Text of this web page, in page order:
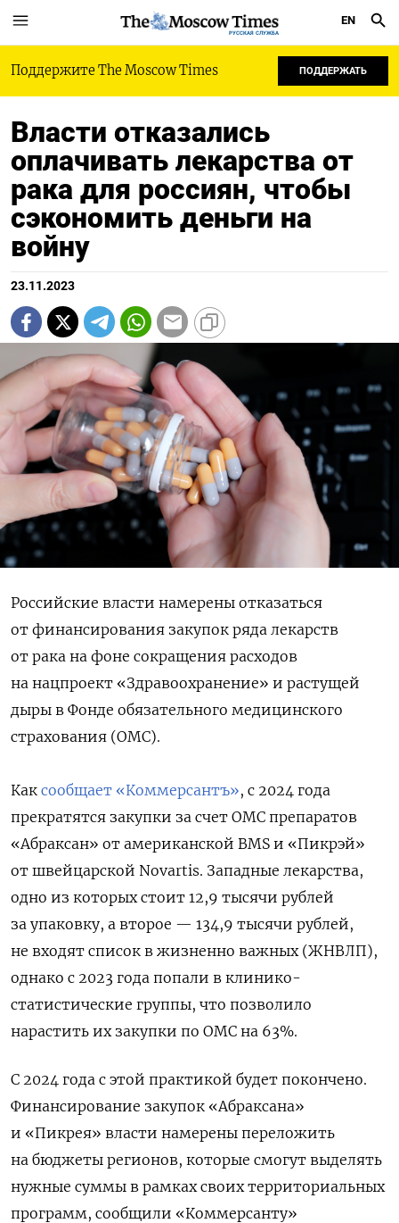
РУССКАЯ СЛУЖБА
EN
Поддержите The Moscow Times ПОДДЕРЖАТЬ
Власти отказались
оплачивать лекарства от
рака для россиян, чтобы
сэкономить деньги на
войну
23.11.2023
Российские власти намерены отказаться
от финансирования закупок ряда лекарств
от рака на фоне сокращения расходов
на нацпроект «Здравоохранение» и растущей
дыры в Фонде обязательного медицинского
страхования (ОМС).
Как сообщает «Коммерсантъ», с 2024 года
прекратятся закупки за счет ОМС препаратов
«Абраксан» от американской BMS и «Пикрэй»
от швейцарской Novartis. Западные лекарства,
одно из которых стоит 12,9 тысячи рублей
за упаковку, а второе — 134,9 тысячи рублей,
не входят список в жизненно важных (ЖНВЛП),
однако с 2023 года попали в клинико-
статистические группы, что позволило
нарастить их закупки по ОМС на 63%.
С 2024 года с этой практикой будет покончено.
Финансирование закупок «Абраксана»
и «Пикрея» власти намерены переложить
на бюджеты регионов, которые смогут выделять
нужные суммы в рамках своих территориальных
программ, сообщили «Коммерсанту»